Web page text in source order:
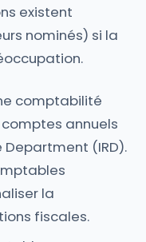
existent
nominés) si la
comptabilité
annuels
(IRD).
la
fiscales.